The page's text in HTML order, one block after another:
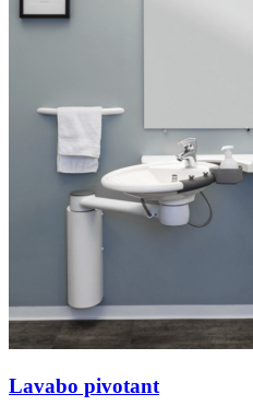
Lavabo pivotant